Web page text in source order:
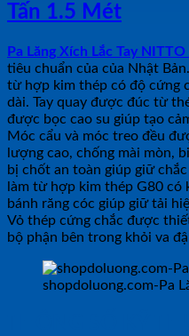
Tấn 1.5 Mét
Pa Lăng Xích Lắc Tay
tiêu chuẩn của của Nhật
từ hợp kim thép có độ cứng
dài. Tay quay được đúc từ
được bọc cao su giúp tạo
Móc cẩu và móc treo đều
lượng cao, chống mài mòn,
bị chốt an toàn giúp giữ
làm từ hợp kim thép G80 có
bánh răng cóc giúp giữ tải
Vỏ thép cứng chắc được
bộ phận bên trong khỏi va
shopdoluong.com-Pa